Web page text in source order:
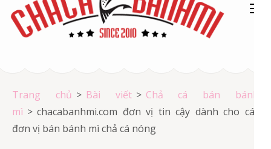
nội
dung
Trang chủ > Bài viết > Chả cá bán bánh
mì > chacabanhmi.com đơn vị tin cậy dành cho các
đơn vị bán bánh mì chả cá nóng